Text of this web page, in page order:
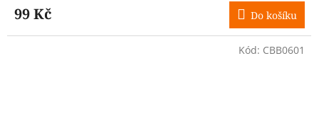
99 Kč Do košíku
Kód: CBB0601